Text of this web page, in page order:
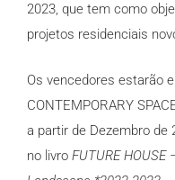
2023, que tem como
projetos residenciais
Os vencedores estarão
CONTEMPORARY
a partir de Dezembro de
no livro FUTURE HOUSE